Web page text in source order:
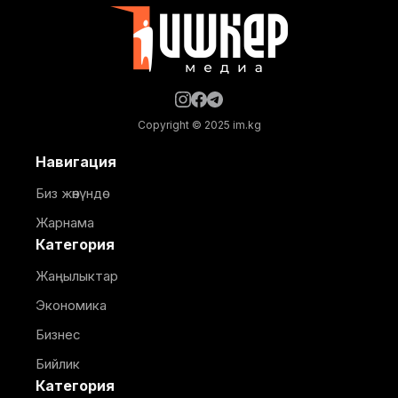
Copyright © 2025 im.kg
Навигация
Биз жөнүндө
Жарнама
Категория
Жаңылыктар
Экономика
Бизнес
Бийлик
Категория